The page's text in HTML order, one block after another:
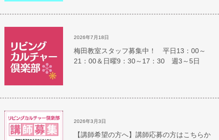
2026年7月18日
梅田教室スタッフ募集中！ 平日13：00～
21：00＆日曜9：30～17：30 週3～5日
2026年3月3日
【講師希望の方へ】講師応募の方はこちらか